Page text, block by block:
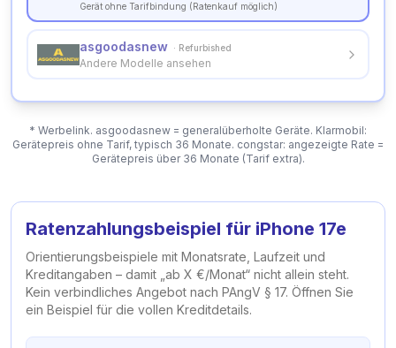
Gerät ohne Tarifbindung (Ratenkauf möglich)
asgoodasnew · Refurbished
Andere Modelle ansehen
* Werbelink. asgoodasnew = generalüberholte Geräte. Klarmobil:
Gerätepreis ohne Tarif, typisch 36 Monate. congstar: angezeigte Rate =
Gerätepreis über 36 Monate (Tarif extra).
Ratenzahlungsbeispiel für iPhone 17e
Orientierungsbeispiele mit Monatsrate, Laufzeit und
Kreditangaben – damit „ab X €/Monat“ nicht allein steht.
Kein verbindliches Angebot nach PAngV § 17. Öffnen Sie
ein Beispiel für die vollen Kreditdetails.